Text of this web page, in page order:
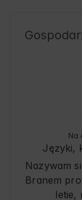
Na
Języki,
Nazywam
Branem
Ietie,